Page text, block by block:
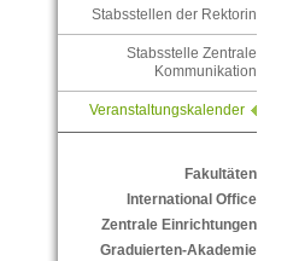
Stabsstellen der Rektorin
Stabsstelle Zentrale
Kommunikation
Veranstaltungskalender
Fakultäten
International Office
Zentrale Einrichtungen
Graduierten-Akademie